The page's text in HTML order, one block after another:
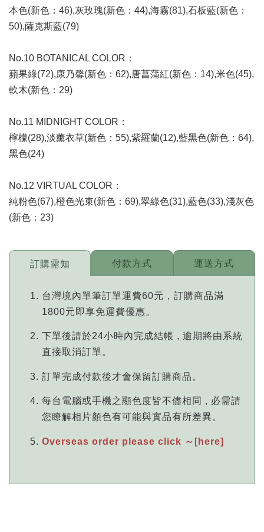
本色(新色：46),灰玫瑰(新色：44),海霧(81),石板藍(新色：
50),薩克斯藍(79)
No.10 BOTANICAL COLOR：
蘋果綠(72),康乃馨(新色：62),唐菖蒲紅(新色：14),米色(45),
軟木(新色：29)
No.11 MIDNIGHT COLOR：
檸檬(28),淡薰衣草(新色：55),紫羅蘭(12),藍黑色(新色：64),
黑色(24)
No.12 VIRTUAL COLOR：
純粉色(67),橙色光束(新色：69),翠綠色(31),藍色(33),淺灰色
(新色：23)
訂購需知
台灣境內單筆訂單運費60元，訂購商品滿
1800元即享免運費優惠。
下單後請於24小時內完成結帳 , 逾期將由系統
直接取消訂單。
訂單完成付款後才會保留訂購商品。
每台電腦或手機之顯色度皆不儘相同 , 必需請
您瞭解相片顏色有可能與實品有所差異。
Overseas order please click ～[here]
付款方式 運送方式